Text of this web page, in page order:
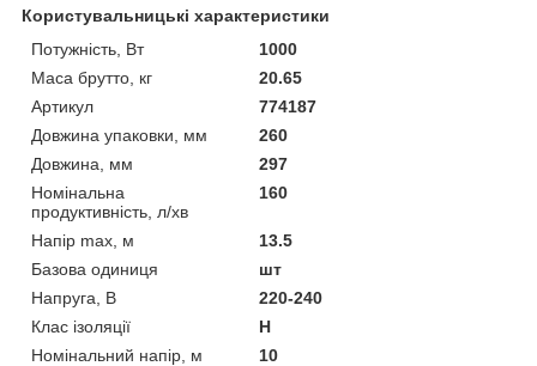
Користувальницькі характеристики
Потужність, Вт
1000
Маса брутто, кг
20.65
Артикул
774187
Довжина упаковки, мм
260
Довжина, мм
297
Номінальна
продуктивність, л/хв
160
Напір max, м
13.5
Базова одиниця
шт
Напруга, В
220-240
Клас ізоляції
Н
Номінальний напір, м
10